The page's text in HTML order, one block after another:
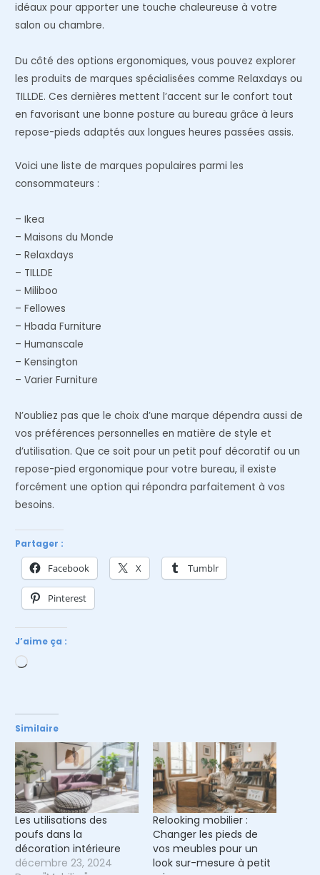
idéaux pour apporter une touche chaleureuse à votre
salon ou chambre.
Du côté des options ergonomiques, vous pouvez explorer
les produits de marques spécialisées comme Relaxdays ou
TILLDE. Ces dernières mettent l’accent sur le confort tout
en favorisant une bonne posture au bureau grâce à leurs
repose-pieds adaptés aux longues heures passées assis.
Voici une liste de marques populaires parmi les
consommateurs :
– Ikea
– Maisons du Monde
– Relaxdays
– TILLDE
– Miliboo
– Fellowes
– Hbada Furniture
– Humanscale
– Kensington
– Varier Furniture
N’oubliez pas que le choix d’une marque dépendra aussi de
vos préférences personnelles en matière de style et
d’utilisation. Que ce soit pour un petit pouf décoratif ou un
repose-pied ergonomique pour votre bureau, il existe
forcément une option qui répondra parfaitement à vos
besoins.
Partager :
Facebook X Tumblr
Pinterest
J’aime ça :
Chargement…
Similaire
Les utilisations des
poufs dans la
décoration intérieure
décembre 23, 2024
Relooking mobilier :
Changer les pieds de
vos meubles pour un
look sur-mesure à petit